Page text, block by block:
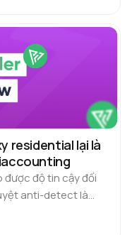
residential lại là
độ tin cậy đối
anti-detect là